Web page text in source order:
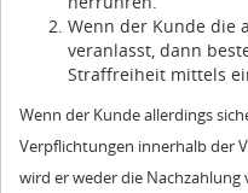
Wenn der Kunde die
veranlasst, dann
Straffreiheit mittels
Wenn der Kunde allerdings
Verpflichtungen innerhalb der
wird er weder die